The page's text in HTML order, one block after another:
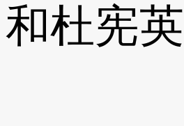
和杜宪英